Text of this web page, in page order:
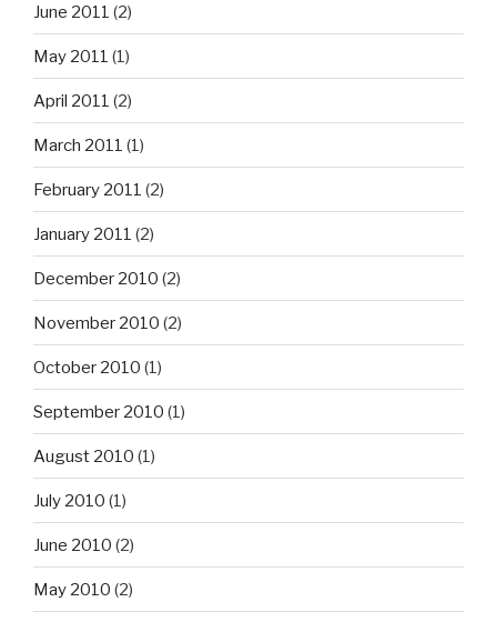
June 2011 (2)
May 2011 (1)
April 2011 (2)
March 2011 (1)
February 2011 (2)
January 2011 (2)
December 2010 (2)
November 2010 (2)
October 2010 (1)
September 2010 (1)
August 2010 (1)
July 2010 (1)
June 2010 (2)
May 2010 (2)